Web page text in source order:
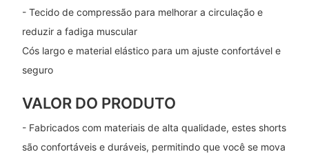
- Tecido de compressão para melhorar a circulação e
reduzir a fadiga muscular
Cós largo e material elástico para um ajuste confortável e
seguro
VALOR DO PRODUTO
- Fabricados com materiais de alta qualidade, estes shorts
são confortáveis ​​e duráveis, permitindo que você se mova